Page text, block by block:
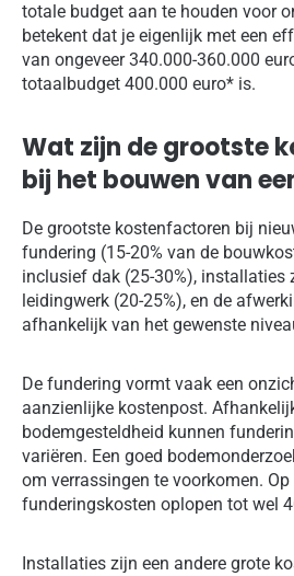
totale budget aan te houden voor
betekent dat je eigenlijk met een
van ongeveer 340.000-360.000
totaalbudget 400.000 euro* is.
Wat zijn de grootste
bij het bouwen van
De grootste kostenfactoren bij
fundering (15-20% van de
inclusief dak (25-30%), installaties
leidingwerk (20-25%), en de
afhankelijk van het gewenste
De fundering vormt vaak een
aanzienlijke kostenpost.
bodemgesteldheid kunnen
variëren. Een goed
om verrassingen te voorkomen.
funderingskosten oplopen tot wel
Installaties zijn een andere grote